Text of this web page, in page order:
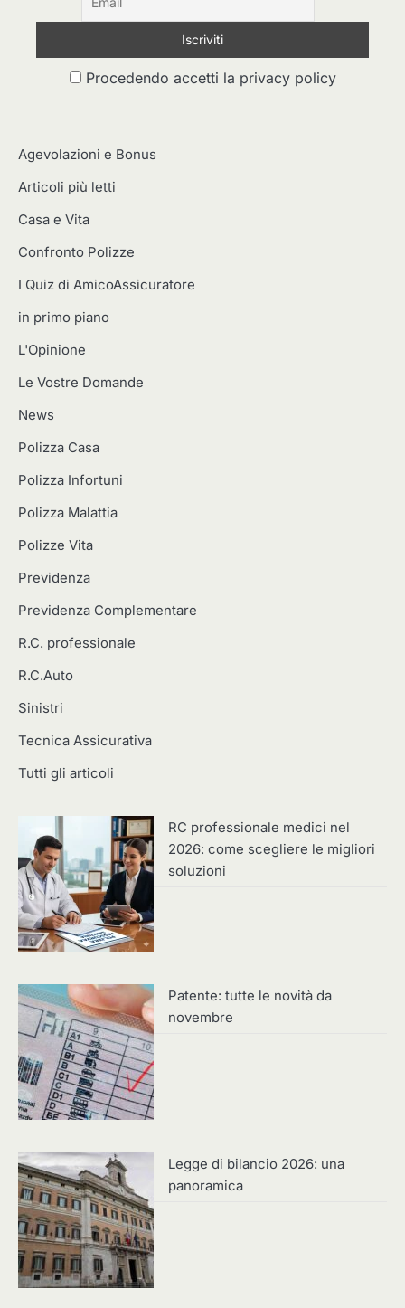
Procedendo accetti la privacy policy
Agevolazioni e Bonus
Articoli più letti
Casa e Vita
Confronto Polizze
I Quiz di AmicoAssicuratore
in primo piano
L'Opinione
Le Vostre Domande
News
Polizza Casa
Polizza Infortuni
Polizza Malattia
Polizze Vita
Previdenza
Previdenza Complementare
R.C. professionale
R.C.Auto
Sinistri
Tecnica Assicurativa
Tutti gli articoli
RC professionale medici nel
2026: come scegliere le migliori
soluzioni
Patente: tutte le novità da
novembre
Legge di bilancio 2026: una
panoramica